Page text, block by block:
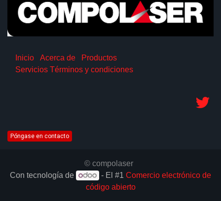
Inicio Acerca de
Productos
Servicios Términos y condiciones
Póngase en contacto
© compolaser
Con tecnología de
- El #1 Comercio electrónico de
código abierto